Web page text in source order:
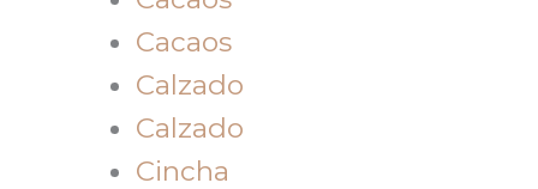
Cacaos
Calzado
Calzado
Cincha